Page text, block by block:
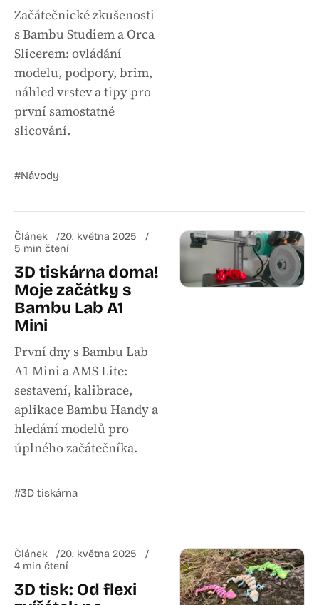
Začátečnické zkušenosti
s Bambu Studiem a Orca
Slicerem: ovládání
modelu, podpory, brim,
náhled vrstev a tipy pro
první samostatné
slicování.
#Návody
Článek
20. května 2025
5 min čtení
3D tiskárna doma!
Moje začátky s
Bambu Lab A1
Mini
První dny s Bambu Lab
A1 Mini a AMS Lite:
sestavení, kalibrace,
aplikace Bambu Handy a
hledání modelů pro
úplného začátečníka.
#3D tiskárna
Článek
20. května 2025
4 min čtení
3D tisk: Od flexi